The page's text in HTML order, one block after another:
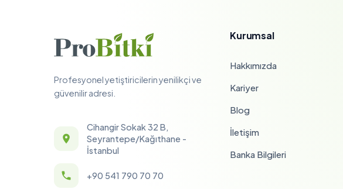
Profesyonel yetiştiricilerin yenilikçi ve
güvenilir adresi.
Cihangir Sokak 32 B,
Seyrantepe/Kağıthane -
İstanbul
+90 541 790 70 70
Kurumsal
Hakkımızda
Kariyer
Blog
İletişim
Banka Bilgileri